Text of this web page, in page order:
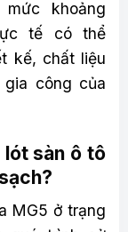
khoảng
tế có thể
kế, chất liệu
công của
lót sàn ô tô
MG5 ở trạng